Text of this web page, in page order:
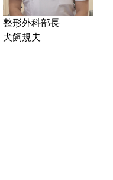
整形外科部長
犬飼規夫